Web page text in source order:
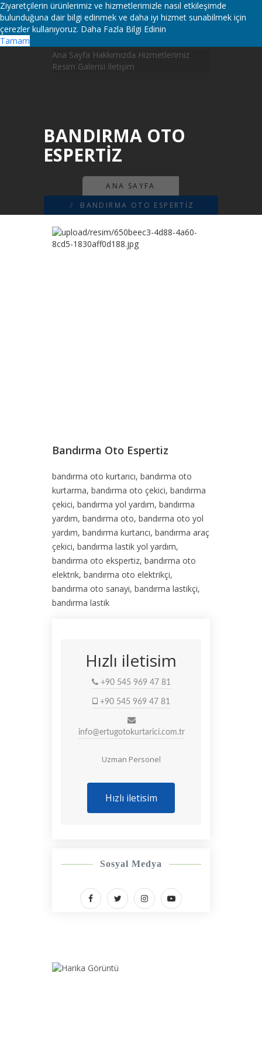
Ziyaretçilerin ürünlerimiz ve hizmetlerimizle nasıl etkileşimde
bulunduğuna dair bilgi edinmek ve daha iyi hizmet sunabilmek için
çerezler kullanıyoruz. Daha Fazla Bilgi Edinin
Tamam
Ana Sayfa Hakkımızda Hizmetlerimiz
Resim Galerisi İletişim
BANDIRMA OTO
ESPERTIZ
ANA SAYFA
BANDIRMA OTO ESPERTIZ
Previous
Next
Bandırma Oto Espertiz
bandırma oto kurtarıcı, bandırma oto
kurtarma, bandırma oto çekici, bandırma
çekici, bandırma yol yardım, bandırma
yardım, bandırma oto, bandırma oto yol
yardım, bandırma kurtarıcı, bandırma araç
çekici, bandırma lastik yol yardım,
bandırma oto ekspertiz, bandırma oto
elektrik, bandırma oto elektrikçi,
bandırma oto sanayi, bandırma lastikçi,
bandırma lastik
Hızlı iletisim
+90 545 969 47 81
+90 545 969 47 81
info@ertugotokurtarici.com.tr
Uzman Personel
Hızlı iletisim
Sosyal Medya